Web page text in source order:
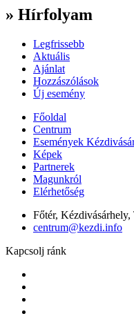
» Hírfolyam
Legfrissebb
Aktuális
Ajánlat
Hozzászólások
Új esemény
Főoldal
Centrum
Események
Képek
Partnerek
Magunkról
Elérhetőség
Főtér, Kézdivásárhely,
centrum@kezdi.info
Kapcsolj ránk